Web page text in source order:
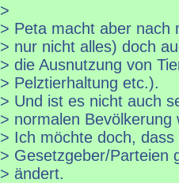
>
> Peta macht aber nach
> nur nicht alles) doch
> die Ausnutzung von
> Pelztierhaltung etc.).
> Und ist es nicht auch
> normalen Bevölkerung
> Ich möchte doch,
> Gesetzgeber/Parteien
> ändert.